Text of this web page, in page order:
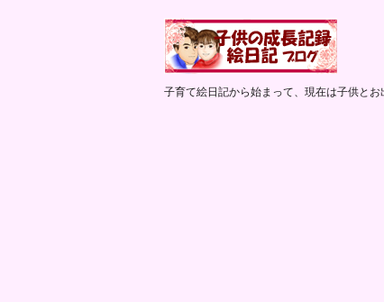
子育て絵日記から始まって、現在は子供と